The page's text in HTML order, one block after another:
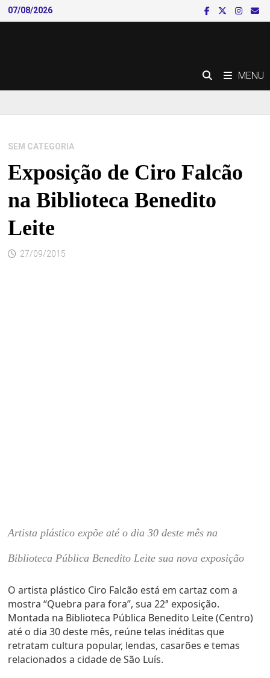
Skip
to
07/08/2026
MENU
SEM CATEGORIA
Exposição de Ciro Falcão
na Biblioteca Benedito
Leite
27/09/2015
Artista plástico expõe até o dia 30 deste mês na
Biblioteca Pública Benedito Leite sua nova exposição
O artista plástico Ciro Falcão está em cartaz com a
mostra “Quebra para fora”, sua 22ª exposição.
Montada na Biblioteca Pública Benedito Leite (Centro)
até o dia 30 deste mês, reúne telas inéditas que
retratam cultura popular, lendas, casarões e temas
relacionados a cidade de São Luís.